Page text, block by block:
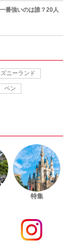
番強いのは誰？20人
ニーランド
ペン
特集